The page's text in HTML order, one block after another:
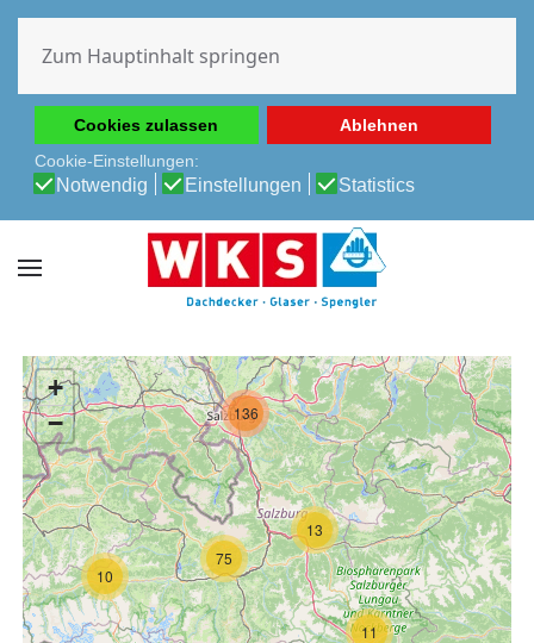
Erfahrung auf unserer Website zu ermöglichen.
Cookie-Richtlinie
Datenschutz-Bestimmungen
Cookies zulassen
Ablehnen
Cookie-Einstellungen:
Notwendig Einstellungen Statistics
Zum Hauptinhalt springen
10
11
13
75
136
+
−